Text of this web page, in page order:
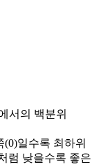
서의 백분위
일수록 최하위
럼 낮을수록 좋은